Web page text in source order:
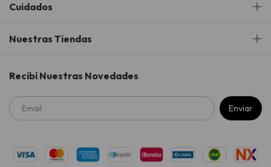
Cuidados
Nuestras Tiendas
Recibí Nuestras Novedades